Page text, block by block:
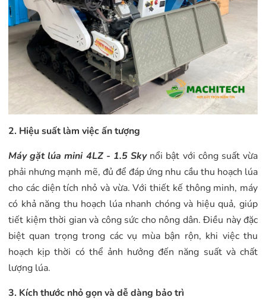
2. Hiệu suất làm việc ấn tượng
Máy gặt lúa mini 4LZ - 1.5 Sky nổi bật với công suất vừa
phải nhưng mạnh mẽ, đủ để đáp ứng nhu cầu thu hoạch lúa
cho các diện tích nhỏ và vừa. Với thiết kế thông minh, máy
có khả năng thu hoạch lúa nhanh chóng và hiệu quả, giúp
tiết kiệm thời gian và công sức cho nông dân. Điều này đặc
biệt quan trọng trong các vụ mùa bận rộn, khi việc thu
hoạch kịp thời có thể ảnh hưởng đến năng suất và chất
lượng lúa.
3. Kích thước nhỏ gọn và dễ dàng bảo trì